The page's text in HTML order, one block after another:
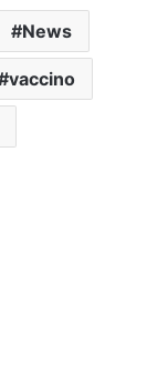
News
vaccino